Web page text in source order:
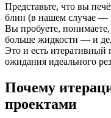
Представьте, что вы
блин (в нашем случае —
Вы пробуете, понимаете,
больше жидкости — и
Это и есть итеративный
ожидания идеального
Почему
проектами